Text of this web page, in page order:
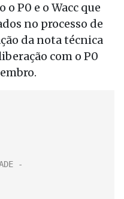
P0 e o Wacc que
no processo de
da nota técnica
com o P0